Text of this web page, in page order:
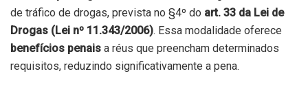
de tráfico de drogas, prevista no §4º do art. 33 da Lei de
Drogas (Lei nº 11.343/2006). Essa modalidade oferece
benefícios penais a réus que preencham determinados
requisitos, reduzindo significativamente a pena.